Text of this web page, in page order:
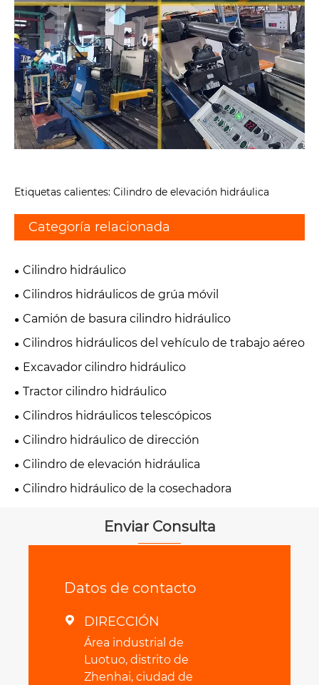
Etiquetas calientes: Cilindro de elevación hidráulica
Categoría relacionada
Cilindro hidráulico
Cilindros hidráulicos de grúa móvil
Camión de basura cilindro hidráulico
Cilindros hidráulicos del vehículo de trabajo aéreo
Excavador cilindro hidráulico
Tractor cilindro hidráulico
Cilindros hidráulicos telescópicos
Cilindro hidráulico de dirección
Cilindro de elevación hidráulica
Cilindro hidráulico de la cosechadora
Enviar Consulta
Datos de contacto
 DIRECCIÓN
Área industrial de
Luotuo, distrito de
Zhenhai, ciudad de